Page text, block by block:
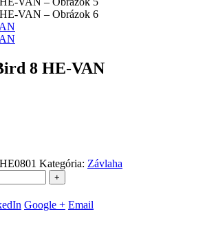
8 HE-VAN
Kategória: Závlaha
+
Google + Email